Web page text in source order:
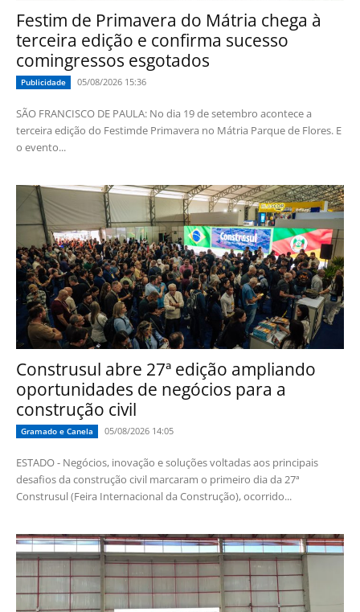
Festim de Primavera do Mátria chega à
terceira edição e confirma sucesso
comingressos esgotados
Publicidade 05/08/2026 15:36
SÃO FRANCISCO DE PAULA: No dia 19 de setembro acontece a
terceira edição do Festimde Primavera no Mátria Parque de Flores. E
o evento...
Construsul abre 27ª edição ampliando
oportunidades de negócios para a
construção civil
Gramado e Canela 05/08/2026 14:05
ESTADO - Negócios, inovação e soluções voltadas aos principais
desafios da construção civil marcaram o primeiro dia da 27ª
Construsul (Feira Internacional da Construção), ocorrido...